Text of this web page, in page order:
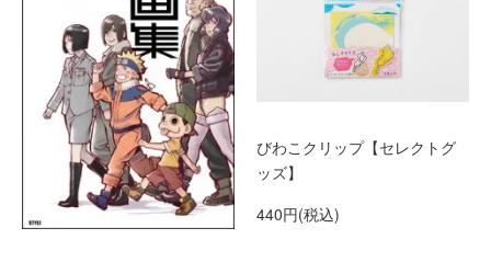
びわこクリップ【セレクトグ
ッズ】
440円(税込)